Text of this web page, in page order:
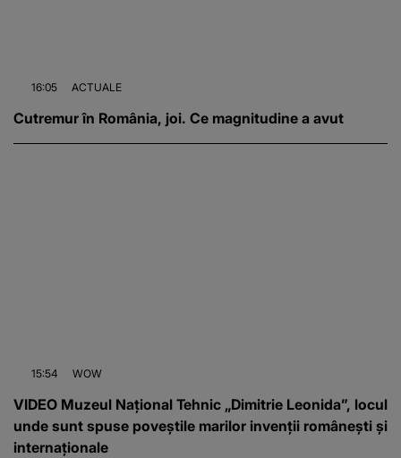
16:05 ACTUALE
Cutremur în România, joi. Ce magnitudine a avut
15:54 WOW
VIDEO Muzeul Național Tehnic „Dimitrie Leonida”, locul
unde sunt spuse poveștile marilor invenții românești și
internaționale